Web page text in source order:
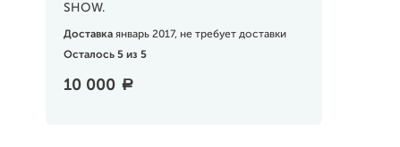
SHOW.
Доставка январь 2017, не требует доставки
Осталось 5 из 5
10 000 a